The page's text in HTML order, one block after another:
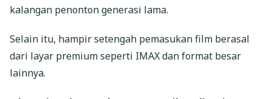
kalangan penonton generasi lama.
Selain itu, hampir setengah pemasukan film berasal
dari layar premium seperti IMAX dan format besar
lainnya.